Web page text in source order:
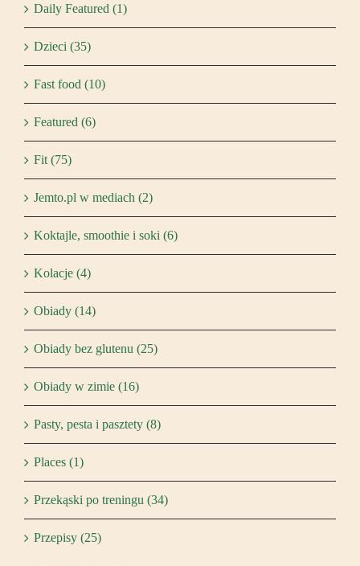
Daily Featured (1)
Dzieci (35)
Fast food (10)
Featured (6)
Fit (75)
Jemto.pl w mediach (2)
Koktajle, smoothie i soki (6)
Kolacje (4)
Obiady (14)
Obiady bez glutenu (25)
Obiady w zimie (16)
Pasty, pesta i pasztety (8)
Places (1)
Przekąski po treningu (34)
Przepisy (25)